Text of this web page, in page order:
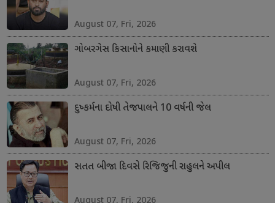
August 07, Fri, 2026
ગોબરગેસ કિસાનોને કમાણી કરાવશે
August 07, Fri, 2026
દુષ્કર્મના દોષી તેજપાલને 10 વર્ષની જેલ
August 07, Fri, 2026
સતત બીજા દિવસે રિજિજુની રાહુલને અપીલ
August 07, Fri, 2026